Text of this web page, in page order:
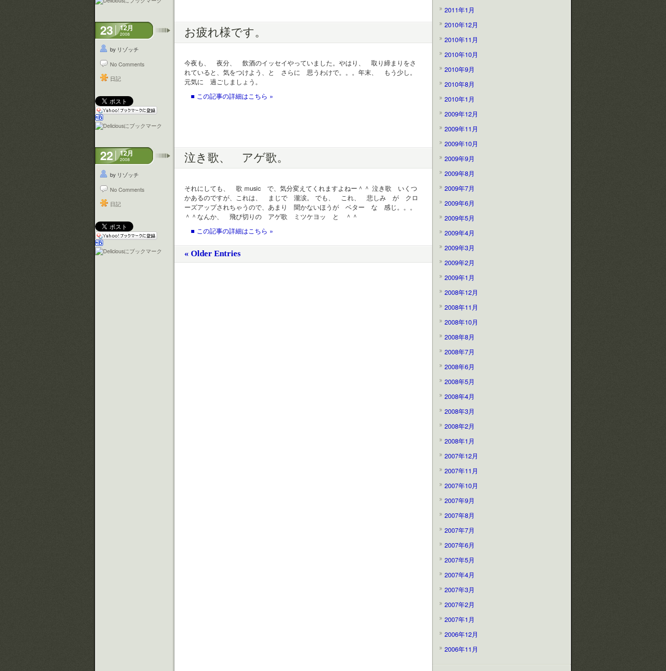
23 12月
2008
by リゾッチ
No Comments
日記
お疲れ様です。
今夜も、 夜分、 飲酒のイッセイやっていました。やはり、 取り締まりをさ
れていると、気をつけよう、と さらに 思うわけで。。。年末、 もう少し。
元気に 過ごしましょう。
■ この記事の詳細はこちら »
22 12月
2008
by リゾッチ
No Comments
日記
泣き歌、 アゲ歌。
それにしても、 歌 music で、気分変えてくれますよねー＾＾ 泣き歌 いくつ
かあるのですが、これは、 まじで 瀧涙。 でも、 これ、 悲しみ が クロ
ーズアップされちゃうので、あまり 聞かないほうが ベター な 感じ。。。
＾＾なんか、 飛び切りの アゲ歌 ミツケヨッ と ＾＾
■ この記事の詳細はこちら »
« Older Entries
2011年1月
2010年12月
2010年11月
2010年10月
2010年9月
2010年8月
2010年1月
2009年12月
2009年11月
2009年10月
2009年9月
2009年8月
2009年7月
2009年6月
2009年5月
2009年4月
2009年3月
2009年2月
2009年1月
2008年12月
2008年11月
2008年10月
2008年8月
2008年7月
2008年6月
2008年5月
2008年4月
2008年3月
2008年2月
2008年1月
2007年12月
2007年11月
2007年10月
2007年9月
2007年8月
2007年7月
2007年6月
2007年5月
2007年4月
2007年3月
2007年2月
2007年1月
2006年12月
2006年11月